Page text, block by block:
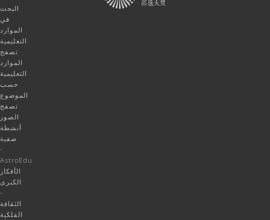
البحث
في
الموارد
التعليمية
تصفح
الموارد
التعليمية
حسب
الموضوع
تصفح
الصور
أنشطة
صفية
-
AstroEdu
الأفكار
الكبرى
-
الثقافة
الفلكية